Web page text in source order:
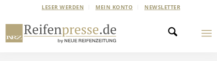
LESER WERDEN MEIN KONTO NEWSLETTER